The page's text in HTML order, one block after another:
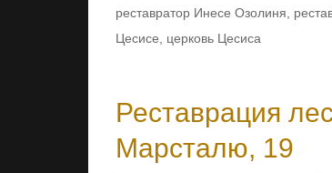
реставратор Инесе Озолиня,
Цесисе, церковь Цесиса
Реставрация
Марсталю, 19